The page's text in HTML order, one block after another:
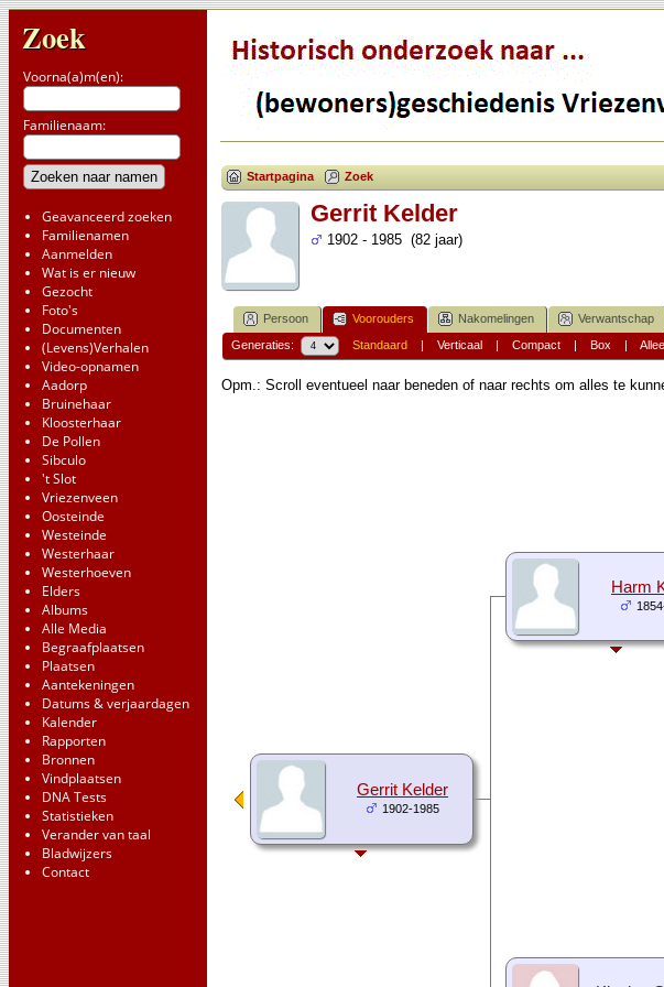
Zoek
Voorna(a)m(en):
Familienaam:
Geavanceerd zoeken
Familienamen
Aanmelden
Wat is er nieuw
Gezocht
Foto's
Documenten
(Levens)Verhalen
Video-opnamen
Aadorp
Bruinehaar
Kloosterhaar
De Pollen
Sibculo
't Slot
Vriezenveen
Oosteinde
Westeinde
Westerhaar
Westerhoeven
Elders
Albums
Alle Media
Begraafplaatsen
Plaatsen
Aantekeningen
Datums & verjaardagen
Kalender
Rapporten
Bronnen
Vindplaatsen
DNA Tests
Statistieken
Verander van taal
Bladwijzers
Contact
Startpagina Zoek
Gerrit Kelder
1902 - 1985 (82 jaar)
Persoon Voorouders Nakomelingen Verwantschap
Generaties: Standaard| Verticaal| Compact| Box |
Opm.: Scroll eventueel naar beneden of naar rechts om alles te
Gerrit Kelder
1902-1985
Harm